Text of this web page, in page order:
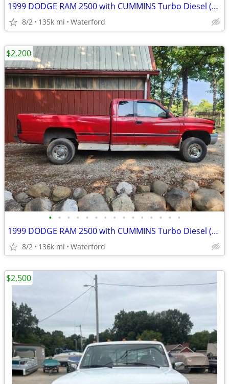
1999 DODGE RAM 2500 with CUMMINS Turbo Diesel (136k Miles) NEEDS WORK
8/2 135k mi Waterford
• • • • • • • • • • • • • • •
1999 DODGE RAM 2500 with CUMMINS Turbo Diesel (136k Miles) NEEDS WORK
8/2 136k mi Waterford
$2,200
$2,500